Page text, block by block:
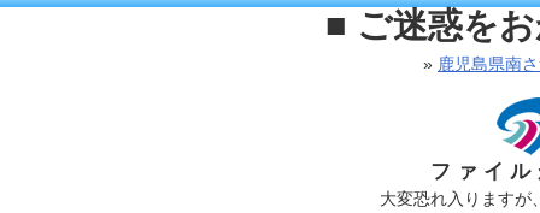
■ ご迷惑を
» 鹿児島県南
ファイ
大変恐れ入りますが